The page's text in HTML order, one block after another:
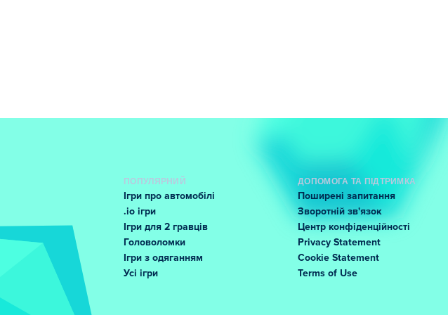
ПОПУЛЯРНИЙ
Ігри про автомобілі
.io ігри
Ігри для 2 гравців
Головоломки
Ігри з одяганням
Усі ігри
ДОПОМОГА ТА ПІДТРИМКА
Поширені запитання
Зворотній зв'язок
Центр конфіденційності
Privacy Statement
Cookie Statement
Terms of Use